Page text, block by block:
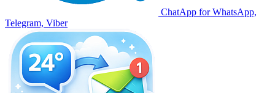
ChatApp for WhatsApp,
Telegram, Viber